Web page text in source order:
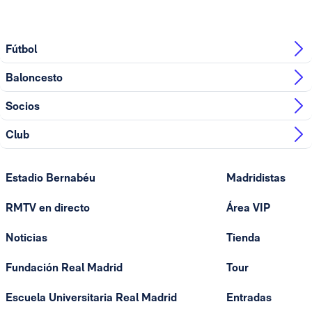
Fútbol
Baloncesto
Socios
Club
Estadio Bernabéu
RMTV en directo
Noticias
Fundación Real Madrid
Escuela Universitaria Real Madrid
Madridistas
Área VIP
Tienda
Tour
Entradas